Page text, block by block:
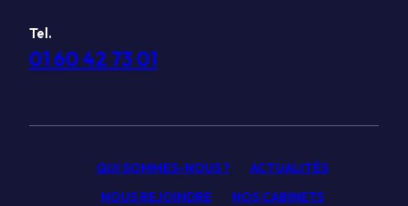
Tel.
01 60 42 73 01
QUI SOMMES-NOUS ?
ACTUALITÉS
NOUS REJOINDRE
NOS CABINETS